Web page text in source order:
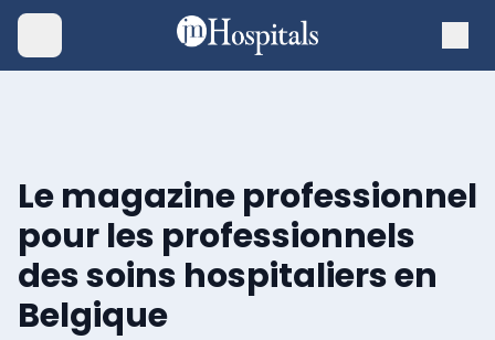
Le magazine professionnel
pour les professionnels
des soins hospitaliers en
Belgique